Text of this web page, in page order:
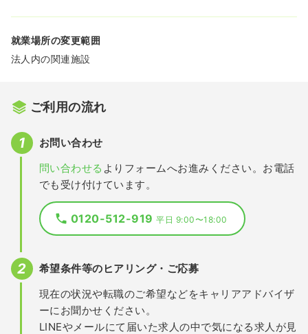
就業場所の変更範囲
法人内の関連施設
ご利用の流れ
お問い合わせ
問い合わせる よりフォームへお進みください。お電話
でも受け付けています。
0120-512-919平日 9:00〜18:00
希望条件等のヒアリング・ご応募
現在の状況や転職のご希望などをキャリアアドバイザ
ーにお聞かせください。
LINEやメールにて届いた求人の中で気になる求人が見